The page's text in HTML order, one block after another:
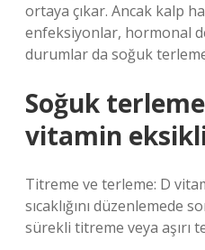
ortaya çıkar. Ancak kalp
enfeksiyonlar, hormonal
durumlar da soğuk
Soğuk
vitamin
Titreme ve terleme: D
sıcaklığını düzenlemede
sürekli titreme veya aşırı